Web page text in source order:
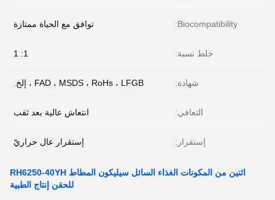
Biocompatibility: توافق مع الحياة ممتازة
خلط نسبة: 1: 1
شهادة: FAD ، MSDS ، RoHs ، LFGB ، إلخ.
التعافي: انتعاش عالية بعد ثقب
إستقرار: إستقرار عال حراريّ
اثنين من المكونات الغذاء السائل سيليكون المطاط RH6250-40YH
للحقن إنتاج الطبية